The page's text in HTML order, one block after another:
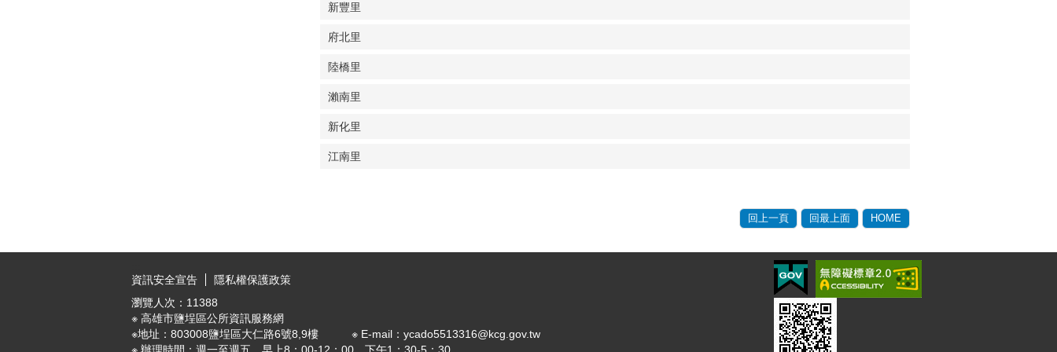
新豐里
府北里
陸橋里
瀨南里
新化里
江南里
回上一頁 回最上面 HOME
資訊安全宣告
隱私權保護政策
瀏覽人次： 11388
※ 高雄市鹽埕區公所資訊服務網
※地址：803008鹽埕區大仁路6號8,9樓 ※ E-mail：ycado5513316@kcg.gov.tw